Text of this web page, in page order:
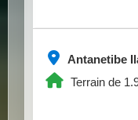
Antanetibe
Terrain de